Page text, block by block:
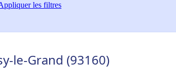
les filtres
le-Grand (93160)